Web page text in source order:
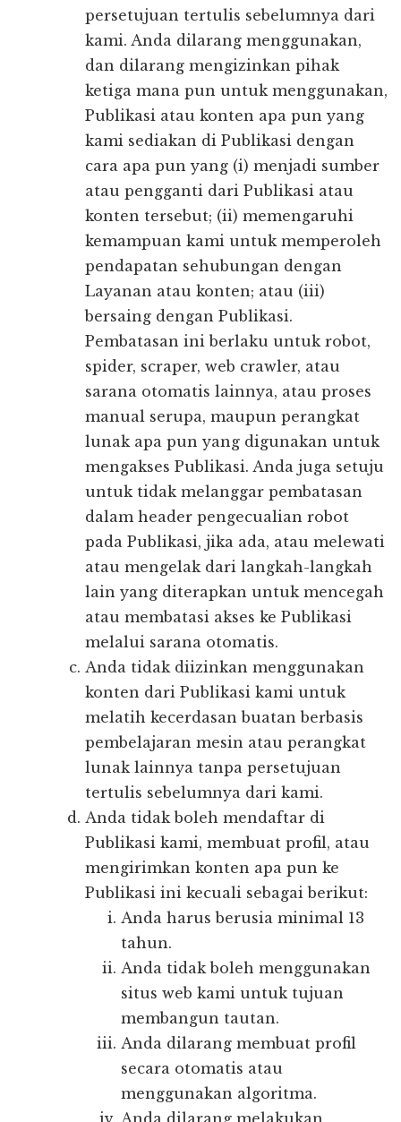
persetujuan tertulis sebelumnya dari
kami. Anda dilarang menggunakan,
dan dilarang mengizinkan pihak
ketiga mana pun untuk menggunakan,
Publikasi atau konten apa pun yang
kami sediakan di Publikasi dengan
cara apa pun yang (i) menjadi sumber
atau pengganti dari Publikasi atau
konten tersebut; (ii) memengaruhi
kemampuan kami untuk memperoleh
pendapatan sehubungan dengan
Layanan atau konten; atau (iii)
bersaing dengan Publikasi.
Pembatasan ini berlaku untuk robot,
spider, scraper, web crawler, atau
sarana otomatis lainnya, atau proses
manual serupa, maupun perangkat
lunak apa pun yang digunakan untuk
mengakses Publikasi. Anda juga setuju
untuk tidak melanggar pembatasan
dalam header pengecualian robot
pada Publikasi, jika ada, atau melewati
atau mengelak dari langkah-langkah
lain yang diterapkan untuk mencegah
atau membatasi akses ke Publikasi
melalui sarana otomatis.
Anda tidak diizinkan menggunakan
konten dari Publikasi kami untuk
melatih kecerdasan buatan berbasis
pembelajaran mesin atau perangkat
lunak lainnya tanpa persetujuan
tertulis sebelumnya dari kami.
Anda tidak boleh mendaftar di
Publikasi kami, membuat profil, atau
mengirimkan konten apa pun ke
Publikasi ini kecuali sebagai berikut:
Anda harus berusia minimal 13
tahun.
Anda tidak boleh menggunakan
situs web kami untuk tujuan
membangun tautan.
Anda dilarang membuat profil
secara otomatis atau
menggunakan algoritma.
Anda dilarang melakukan